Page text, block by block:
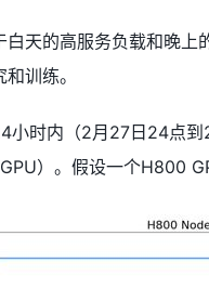
白天的高服务负载和晚
训练。
小时内（2月27日24点
）。假设一个H800